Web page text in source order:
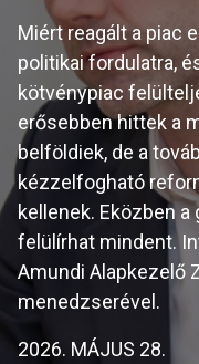
Miért reagált a piac
politikai fordulatra,
kötvénypiac
erősebben hittek a
belföldiek, de a
kézzelfogható
kellenek. Eközben
felülírhat mindent.
Amundi Alapkezelő
menedzserével.
2026. MÁJUS 28.